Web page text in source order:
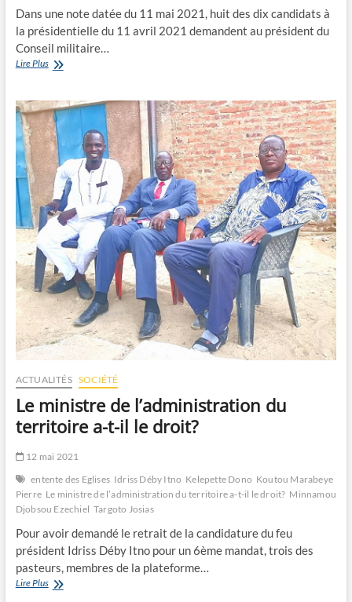
Dans une note datée du 11 mai 2021, huit des dix candidats à
la présidentielle du 11 avril 2021 demandent au président du
Conseil militaire…
Lire Plus“Rendez-
cautions
!”
ACTUALITÉS SOCIÉTÉ
Le ministre de l’administration du
territoire a-t-il le droit?
12 mai 2021
entente des Eglises Idriss Déby Itno Kelepette Dono Koutou Marabeye
Pierre Le ministre de l’administration du territoire a-t-il le droit? Minnamou
Djobsou Ezechiel Targoto Josias
Pour avoir demandé le retrait de la candidature du feu
président Idriss Déby Itno pour un 6ème mandat, trois des
pasteurs, membres de la plateforme…
Lire PlusLe